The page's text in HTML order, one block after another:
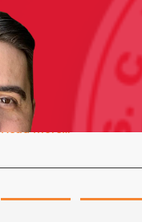
QUE JOGÃO! INTER
DO BRASILEIRÃO
Redação 6 de novembro
Que jogão! Que
bom ver dois times
Read More…